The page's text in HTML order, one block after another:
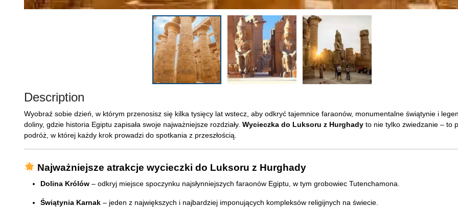
Description
Wyobraź sobie dzień, w którym przenosisz się kilka tysięcy lat wstecz, aby odkryć tajemnice faraonów, monumentalne świątynie i
doliny, gdzie historia Egiptu zapisała swoje najważniejsze rozdziały. Wycieczka do Luksoru z Hurghady to nie tylko zwiedzanie – to
podróż, w której każdy krok prowadzi do spotkania z przeszłością.
Najważniejsze atrakcje wycieczki do Luksoru z Hurghady
Dolina Królów – odkryj miejsce spoczynku najsłynniejszych faraonów Egiptu, w tym grobowiec Tutenchamona.
Świątynia Karnak – jeden z największych i najbardziej imponujących kompleksów religijnych na świecie.